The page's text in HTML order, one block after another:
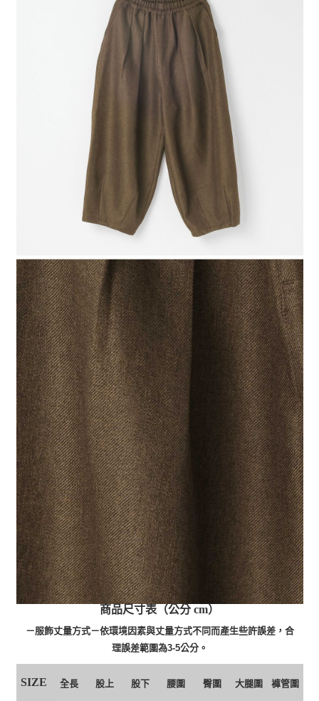
商品尺寸表（公分 cm）
－服飾丈量方式－依環境因素與丈量方式不同而產生些許誤差，合
理誤差範圍為3-5公分。
SIZE 全長 股上 股下 腰圍 臀圍 大腿圍 褲管圍